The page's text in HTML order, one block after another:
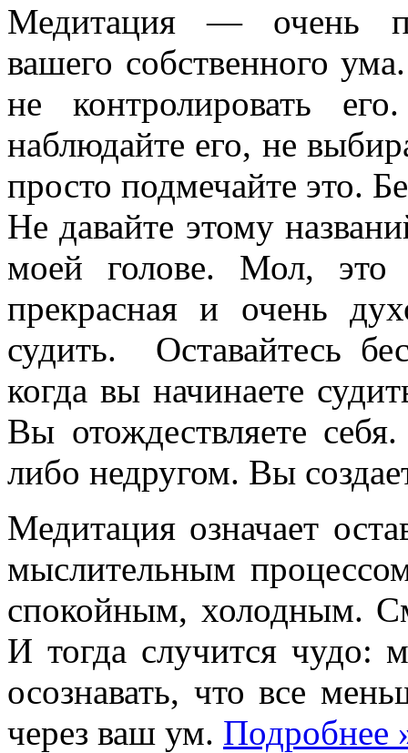
Медитация — очень
вашего собственного
не контролировать
наблюдайте его, не
просто подмечайте это.
Не давайте этому
моей голове. Мол, это
прекрасная и очень
судить. Оставайтесь
когда вы начинаете
Вы отождествляете
либо недругом. Вы
Медитация означает
мыслительным
спокойным, холодным.
И тогда случится чудо:
осознавать, что все
через ваш ум. Подробнее